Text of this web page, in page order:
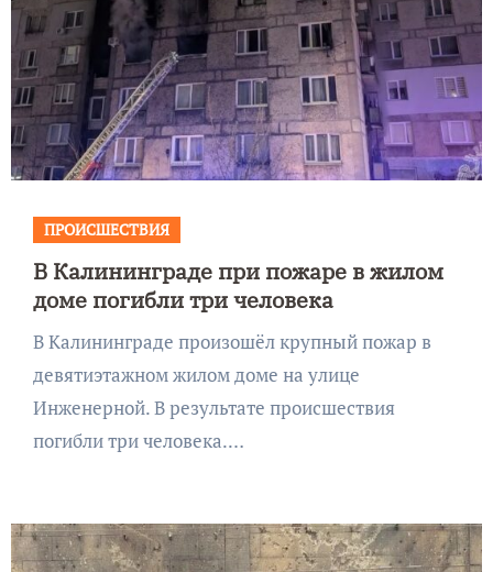
ПРОИСШЕСТВИЯ
В Калининграде при пожаре в жилом
доме погибли три человека
В Калининграде произошёл крупный пожар в
девятиэтажном жилом доме на улице
Инженерной. В результате происшествия
погибли три человека.…